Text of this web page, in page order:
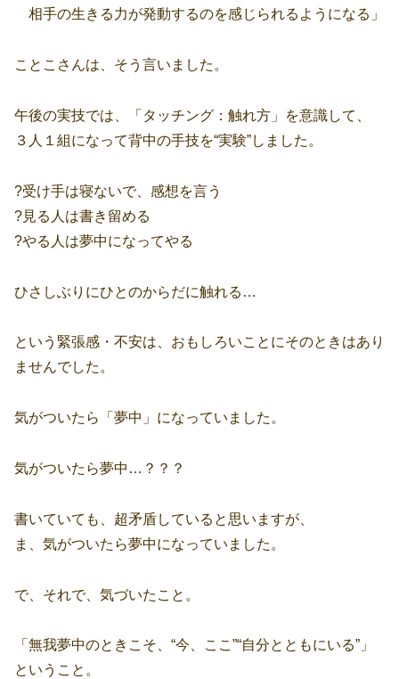
相手の生きる力が発動するのを感じられるようになる」
ことこさんは、そう言いました。
午後の実技では、「タッチング：触れ方」を意識して、
３人１組になって背中の手技を“実験”しました。
?受け手は寝ないで、感想を言う
?見る人は書き留める
?やる人は夢中になってやる
ひさしぶりにひとのからだに触れる…
という緊張感・不安は、おもしろいことにそのときはあり
ませんでした。
気がついたら「夢中」になっていました。
気がついたら夢中…？？？
書いていても、超矛盾していると思いますが、
ま、気がついたら夢中になっていました。
で、それで、気づいたこと。
「無我夢中のときこそ、“今、ここ”“自分とともにいる”」
ということ。